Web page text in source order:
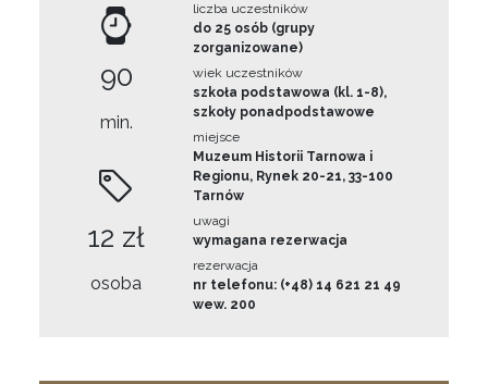
90
min.
12 zł
osoba
liczba uczestników
do 25 osób (grupy
zorganizowane)
wiek uczestników
szkoła podstawowa (kl. 1-8),
szkoły ponadpodstawowe
miejsce
Muzeum Historii Tarnowa i
Regionu, Rynek 20-21, 33-100
Tarnów
uwagi
wymagana rezerwacja
rezerwacja
nr telefonu: (+48) 14 621 21 49
wew. 200